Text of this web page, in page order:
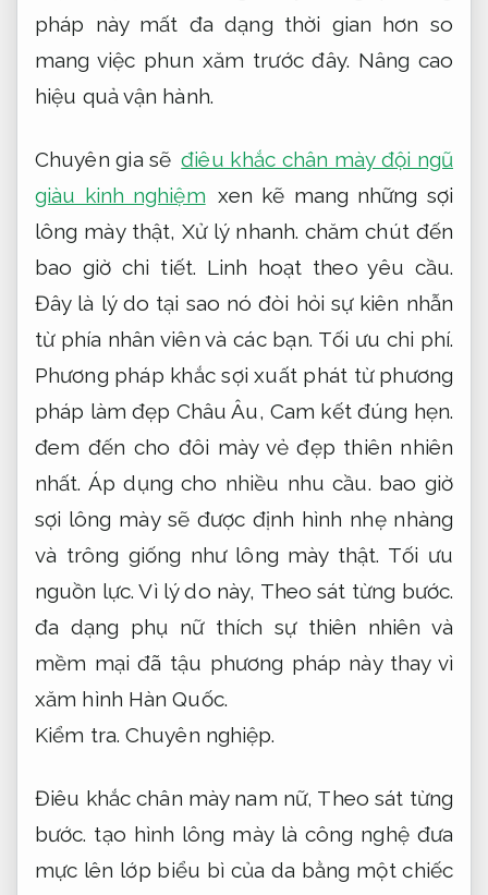
pháp này mất đa dạng thời gian hơn so
mang việc phun xăm trước đây. Nâng cao
hiệu quả vận hành.
Chuyên gia sẽ điêu khắc chân mày đội ngũ
giàu kinh nghiệm xen kẽ mang những sợi
lông mày thật,Xử lý nhanh. chăm chút đến
bao giờ chi tiết. Linh hoạt theo yêu cầu.
Đây là lý do tại sao nó đòi hỏi sự kiên nhẫn
từ phía nhân viên và các bạn. Tối ưu chi phí.
Phương pháp khắc sợi xuất phát từ phương
pháp làm đẹp Châu Âu, Cam kết đúng hẹn.
đem đến cho đôi mày vẻ đẹp thiên nhiên
nhất. Áp dụng cho nhiều nhu cầu. bao giờ
sợi lông mày sẽ được định hình nhẹ nhàng
và trông giống như lông mày thật. Tối ưu
nguồn lực. Vì lý do này, Theo sát từng bước.
đa dạng phụ nữ thích sự thiên nhiên và
mềm mại đã tậu phương pháp này thay vì
xăm hình Hàn Quốc.
Kiểm tra. Chuyên nghiệp.
Điêu khắc chân mày nam nữ, Theo sát từng
bước. tạo hình lông mày là công nghệ đưa
mực lên lớp biểu bì của da bằng một chiếc